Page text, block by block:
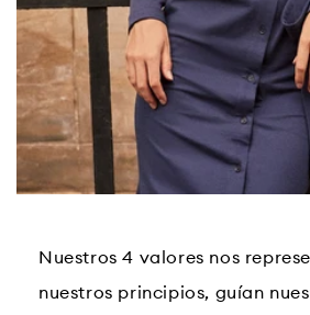
Nuestros 4 valores nos
nuestros principios, guían